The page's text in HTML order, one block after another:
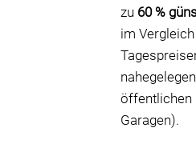
zu 60 %
im Vergleich
öffentlichen
Garagen).